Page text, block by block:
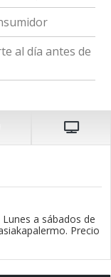
al día antes de
a sábados de
Precio